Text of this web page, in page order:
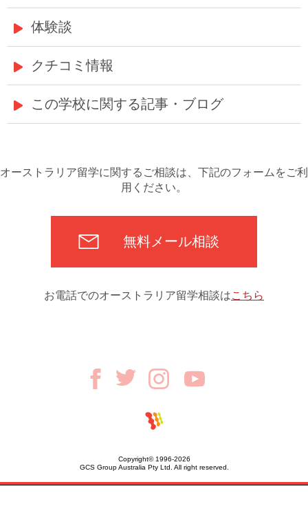
体験談
クチコミ情報
この学校に関する記事・ブログ
オーストラリア留学に関するご相談は、下記のフォームをご利
用ください。
無料メール相談
お電話でのオーストラリア留学相談はこちら
Copyright© 1996-2026
GCS Group Australia Pty Ltd. All right reserved.